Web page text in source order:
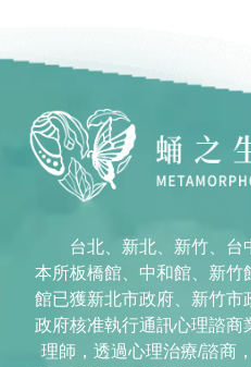
台北、新北、新竹、台
本所板橋館、中和館、新
館已獲新北市政府、新竹
政府核准執行通訊心理諮
理師，透過心理治療/諮商